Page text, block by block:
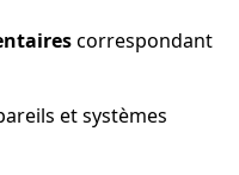
correspondant
et systèmes